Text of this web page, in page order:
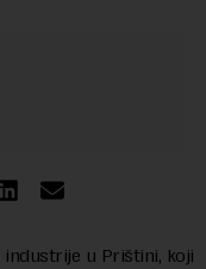
u Prištini, koji